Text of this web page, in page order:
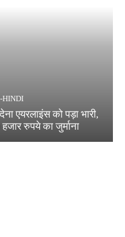
HINDI
एयरलाइंस को पड़ा भारी,
रुपये का जुर्माना